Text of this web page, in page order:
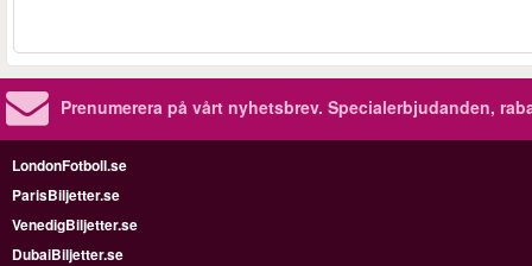
Prenumerera på vårt nyhetsbrev. Specialerbjudanden,
LondonFotboll.se
ParisBiljetter.se
VenedigBiljetter.se
DubaiBiljetter.se